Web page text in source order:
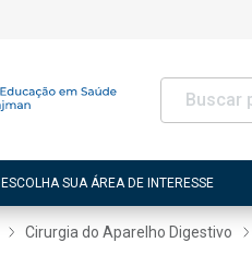
ESCOLHA SUA ÁREA DE INTERESSE
Cirurgia do Aparelho Digestivo